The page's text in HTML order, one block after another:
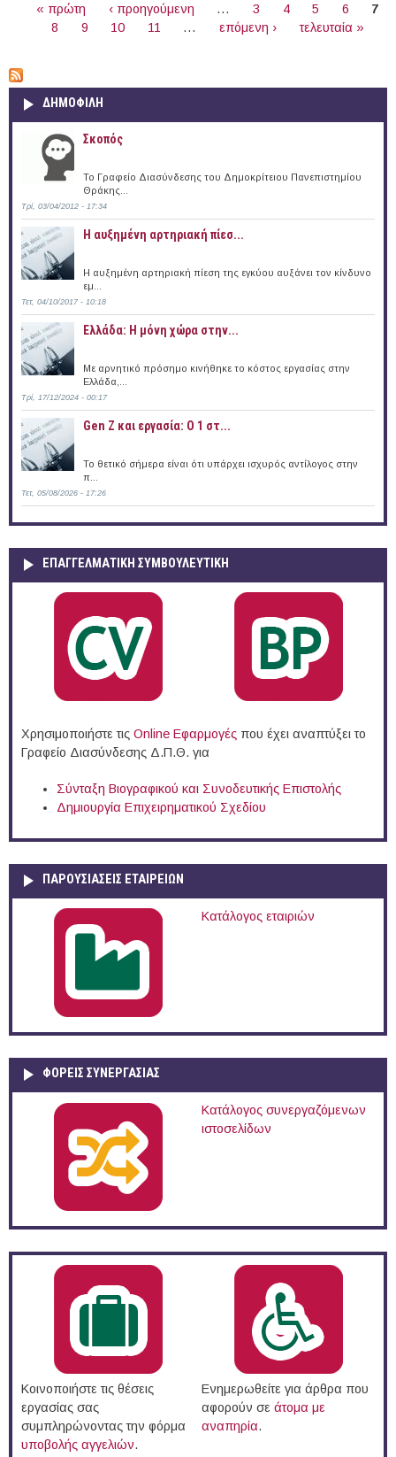
« πρώτη ‹ προηγούμενη … 3 4 5 6
7
8
9 10 11 … επόμενη › τελευταία »
ΔΗΜΟΦΙΛΗ
Σκοπός
Το Γραφείο Διασύνδεσης του Δημοκρίτειου Πανεπιστημίου
Θράκης...
Τρί, 03/04/2012 - 17:34
Η αυξημένη αρτηριακή πίεσ...
Η αυξημένη αρτηριακή πίεση της εγκύου αυξάνει τον κίνδυνο
εμ...
Τετ, 04/10/2017 - 10:18
Ελλάδα: Η μόνη χώρα στην...
Με αρνητικό πρόσημο κινήθηκε το κόστος εργασίας στην
Ελλάδα,...
Τρί, 17/12/2024 - 00:17
Gen Z και εργασία: Ο 1 στ...
Το θετικό σήμερα είναι ότι υπάρχει ισχυρός αντίλογος στην
π...
Τετ, 05/08/2026 - 17:26
ΕΠΑΓΓΕΛΜΑΤΙΚΉ ΣΥΜΒΟΥΛΕΥΤΙΚΉ
Χρησιμοποιήστε τις Online Eφαρμογές που έχει αναπτύξει το
Γραφείο Διασύνδεσης Δ.Π.Θ. για
Σύνταξη Βιογραφικού και Συνοδευτικής Επιστολής
Δημιουργία Επιχειρηματικού Σχεδίου
ΠΑΡΟΥΣΙΆΣΕΙΣ ΕΤΑΙΡΕΙΏΝ
Κατάλογος εταιριών
ΦΟΡΕΙΣ ΣΥΝΕΡΓΑΣΙΑΣ
Κατάλογος συνεργαζόμενων
ιστοσελίδων
Κοινοποιήστε τις θέσεις
εργασίας σας
συμπληρώνοντας την φόρμα
υποβολής αγγελιών.
Ενημερωθείτε για άρθρα που
αφορούν σε άτομα με
αναπηρία.